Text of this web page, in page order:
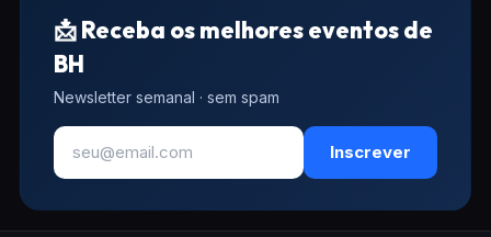
📩 Receba os melhores eventos de
BH
Newsletter semanal · sem spam
Inscrever